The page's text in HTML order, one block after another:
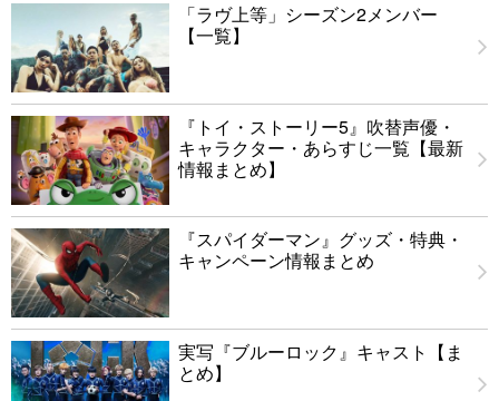
「ラヴ上等」シーズン2メンバー
【一覧】
『トイ・ストーリー5』吹替声優・
キャラクター・あらすじ一覧【最新
情報まとめ】
『スパイダーマン』グッズ・特典・
キャンペーン情報まとめ
実写『ブルーロック』キャスト【ま
とめ】